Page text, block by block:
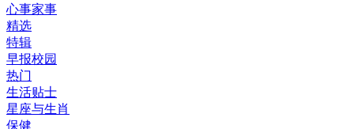
心事家事
精选
特辑
早报校园
热门
生活贴士
星座与生肖
保健